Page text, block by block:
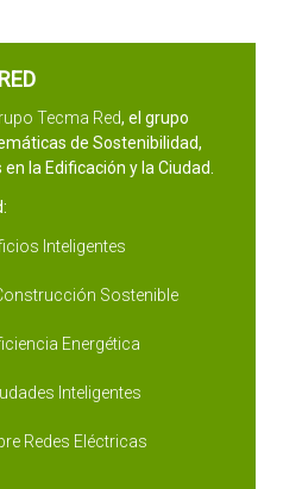
Tecma Red, el grupo
de Sostenibilidad,
la Edificación y la Ciudad.
Inteligentes
Sostenible
Energética
Inteligentes
Redes Eléctricas